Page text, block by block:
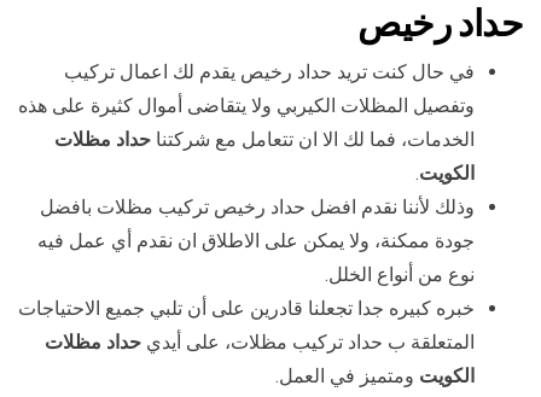
حداد رخيص
في حال كنت تريد حداد رخيص يقدم لك اعمال تركيب
وتفصيل المظلات الكيربي ولا يتقاضى أموال كثيرة على هذه
الخدمات، فما لك الا ان تتعامل مع شركتنا حداد مظلات
الكويت.
وذلك لأننا نقدم افضل حداد رخيص تركيب مظلات بافضل
جودة ممكنة، ولا يمكن على الاطلاق ان نقدم أي عمل فيه
نوع من أنواع الخلل.
خبره كبيره جدا تجعلنا قادرين على أن تلبي جميع الاحتياجات
المتعلقة ب حداد تركيب مظلات، على أيدي حداد مظلات
الكويت ومتميز في العمل.